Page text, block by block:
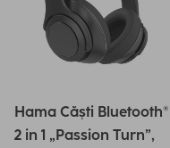
Hama Căști Bluetooth®
2 in 1 „Passion Turn”,